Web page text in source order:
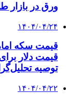
ورق در بازار
۱۴۰۴/۰۴/۲۴
قیمت سکه
قیمت دلار
توصیه
۱۴۰۴/۰۴/۲۲